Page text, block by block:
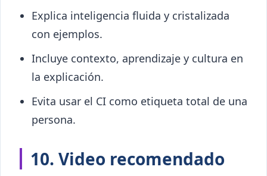
Explica inteligencia fluida y cristalizada
con ejemplos.
Incluye contexto, aprendizaje y cultura en
la explicación.
Evita usar el CI como etiqueta total de una
persona.
10. Video recomendado